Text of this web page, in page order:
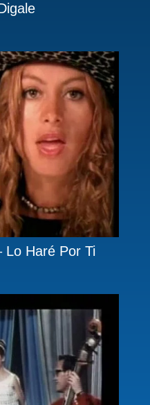
Lo Haré Por Ti